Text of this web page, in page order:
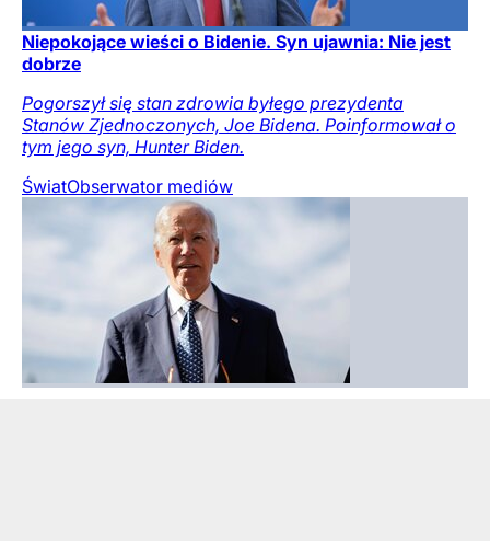
Niepokojące wieści o Bidenie. Syn ujawnia: Nie jest
dobrze
Pogorszył się stan zdrowia byłego prezydenta
Stanów Zjednoczonych, Joe Bidena. Poinformował o
tym jego syn, Hunter Biden.
ŚwiatObserwator mediów